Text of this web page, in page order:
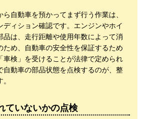
ら自動車を預かってまず行う作業は、
ディション確認です。エンジンやホイ
品は、走行距離や使用年数によって消
ため、自動車の安全性を保証するため
車検」を受けることが法律で定められ
自動車の部品状態を点検するのが、整
ていないかの点検